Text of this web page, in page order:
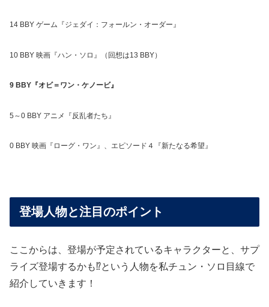
14 BBY ゲーム『ジェダイ：フォールン・オーダー』
10 BBY 映画『ハン・ソロ』（回想は13 BBY）
9 BBY『オビ＝ワン・ケノービ』
5～0 BBY アニメ『反乱者たち』
0 BBY 映画『ローグ・ワン』、エピソード４『新たなる希望』
登場人物と注目のポイント
ここからは、登場が予定されているキャラクターと、サプ
ライズ登場するかも⁉という人物を私チュン・ソロ目線で
紹介していきます！